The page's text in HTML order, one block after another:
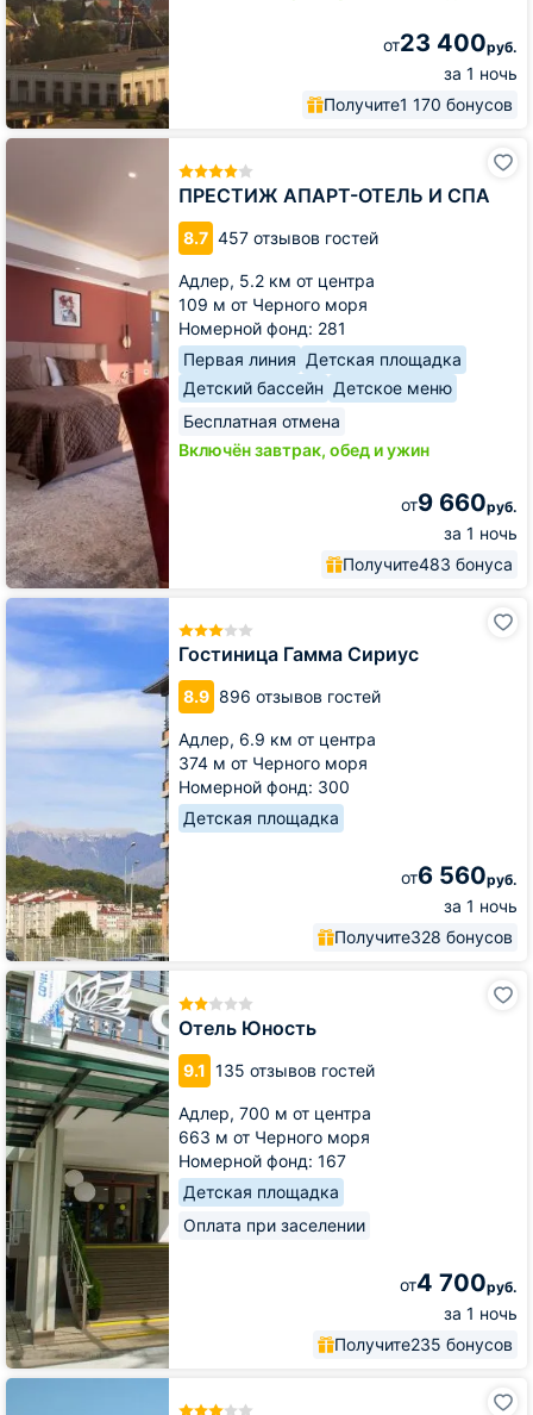
от23 400руб.
за 1 ночь
Получите1 170 бонусов
ПРЕСТИЖ АПАРТ-ОТЕЛЬ И СПА
8.7 457 отзывов гостей
Адлер, 5.2 км от центра
109 м от Черного моря
Номерной фонд: 281
Первая линия Детская площадка
Детский бассейн Детское меню
Бесплатная отмена
Включён завтрак, обед и ужин
от9 660руб.
за 1 ночь
Получите483 бонуса
ПРЕСТИЖ
И
СПА
Гостиница Гамма Сириус
8.9 896 отзывов гостей
Адлер, 6.9 км от центра
374 м от Черного моря
Номерной фонд: 300
Детская площадка
от6 560руб.
за 1 ночь
Получите328 бонусов
Гостиница
Гамма
Отель Юность
9.1 135 отзывов гостей
Адлер, 700 м от центра
663 м от Черного моря
Номерной фонд: 167
Детская площадка
Оплата при заселении
от4 700руб.
за 1 ночь
Получите235 бонусов
Отель
Юность
Гостиница